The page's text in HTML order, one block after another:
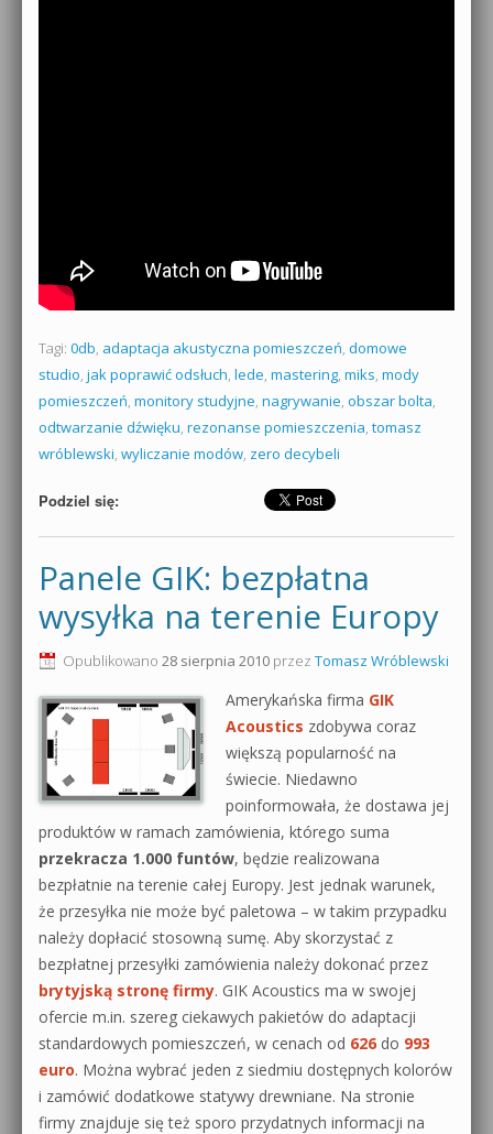
Tagi: 0db, adaptacja akustyczna pomieszczeń, domowe
studio, jak poprawić odsłuch, lede, mastering, miks, mody
pomieszczeń, monitory studyjne, nagrywanie, obszar bolta,
odtwarzanie dźwięku, rezonanse pomieszczenia, tomasz
wróblewski, wyliczanie modów, zero decybeli
Podziel się:
Panele GIK: bezpłatna
wysyłka na terenie Europy
Opublikowano 28 sierpnia 2010 przez Tomasz Wróblewski
Amerykańska firma GIK
Acoustics zdobywa coraz
większą popularność na
świecie. Niedawno
poinformowała, że dostawa jej
produktów w ramach zamówienia, którego suma
przekracza 1.000 funtów, będzie realizowana
bezpłatnie na terenie całej Europy. Jest jednak warunek,
że przesyłka nie może być paletowa – w takim przypadku
należy dopłacić stosowną sumę. Aby skorzystać z
bezpłatnej przesyłki zamówienia należy dokonać przez
brytyjską stronę firmy. GIK Acoustics ma w swojej
ofercie m.in. szereg ciekawych pakietów do adaptacji
standardowych pomieszczeń, w cenach od 626 do 993
euro. Można wybrać jeden z siedmiu dostępnych kolorów
i zamówić dodatkowe statywy drewniane. Na stronie
firmy znajduje się też sporo przydatnych informacji na